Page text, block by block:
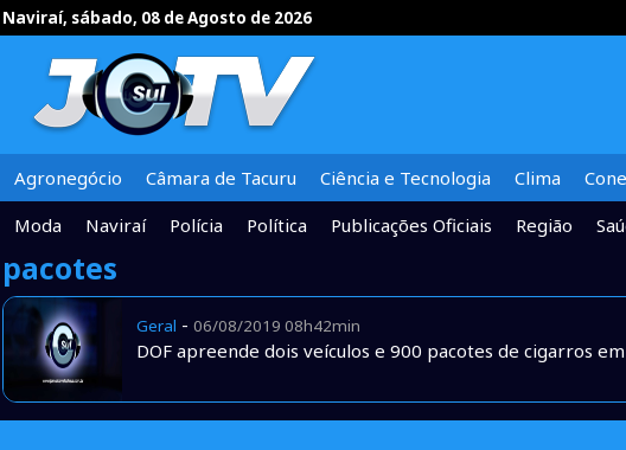
Naviraí, sábado, 08 de Agosto de 2026
Agronegócio Câmara de Tacuru Ciência e Tecnologia Clima
Moda
Naviraí Polícia Política Publicações Oficiais Região
pacotes
Geral - 06/08/2019 08h42min
DOF apreende dois veículos e 900 pacotes de cigarros